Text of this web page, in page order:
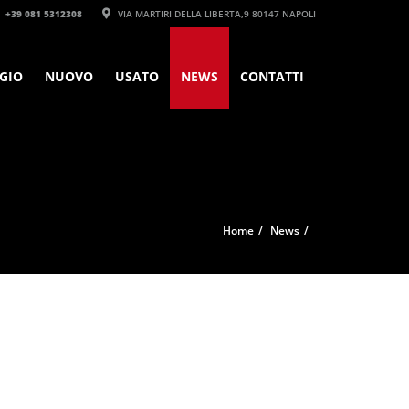
+39 081 5312308‬ VIA MARTIRI DELLA LIBERTA,9 80147 NAPOLI
NUOVO USATO NEWS CONTATTI
Home News